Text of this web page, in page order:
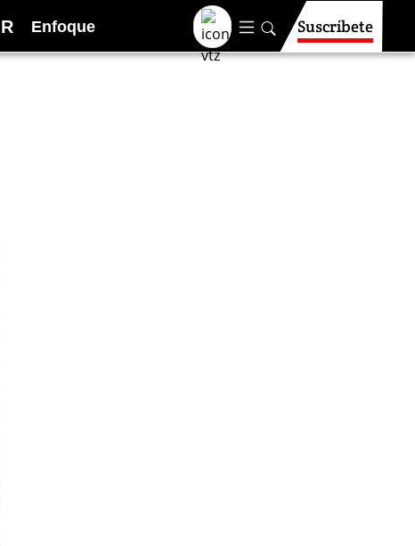
R Enfoque Suscríbete